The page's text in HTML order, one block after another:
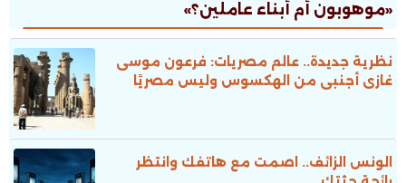
«موهوبون أم أبناء عاملين؟»
نظرية جديدة.. عالم مصريات: فرعون موسى
غازى أجنبى من الهكسوس وليس مصريًا
الونس الزائف.. اصمت مع هاتفك وانتظر